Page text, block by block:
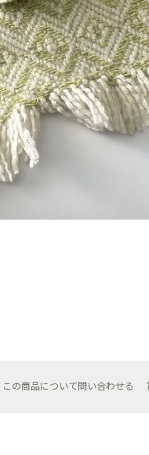
この商品について問い合わせる